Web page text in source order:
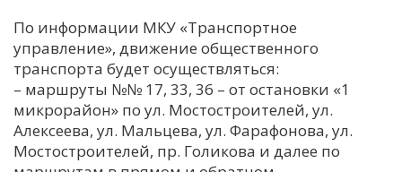
М
Н
У
Х
Ч
По информации МКУ «Транспортное
управление», движение общественного
транспорта будет осуществляться:
– маршруты №№ 17, 33, 36 – от остановки «1
микрорайон» по ул. Мостостроителей, ул.
Алексеева, ул. Мальцева, ул. Фарафонова, ул.
Мостостроителей, пр. Голикова и далее по